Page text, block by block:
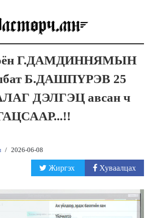
Г.ДАМДИННЯМЫН
Б.ДАШПҮРЭВ 25
ДЭЛГЭЦ авсан ч
/ 2026-06-08
Жиргэх Хуваалцах